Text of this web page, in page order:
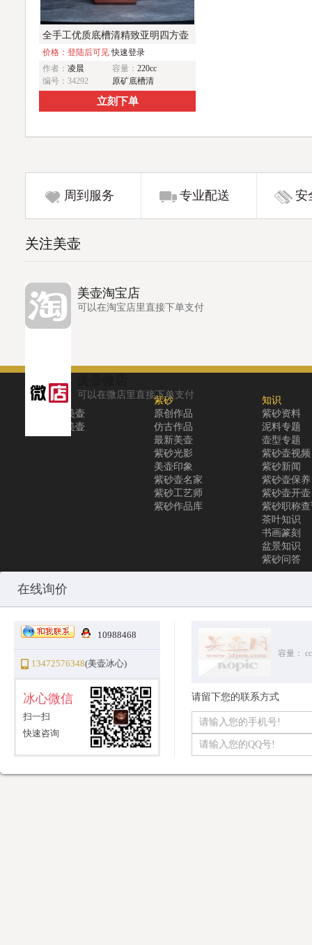
全手工优质底槽清精致亚明四方壶
装饰清供图 特文气
价格：登陆后可见快速登录
作者： 凌晨 容量： 220cc
编号：34292
原矿底槽清
立刻下单
周到服务 专业配送 安
关注美壶
美壶淘宝店
可以在淘宝店里直接下单支付
可以在微店里直接下单支付
关于
关于美壶
联系美壶
紫砂
原创作品
仿古作品
最新美壶
紫砂光影
美壶印象
紫砂壶名家
紫砂工艺师
紫砂作品库
知识
紫砂资料
泥料专题
壶型专题
紫砂壶视频
紫砂新闻
紫砂壶保养
紫砂壶开壶
紫砂职称
茶叶知识
书画篆刻
盆景知识
紫砂问答
Copyright © 2010-2025 All Rights Reserved
在线询价
10988468
13472576348(美壶冰心)
冰心微信
扫一扫
快速咨询
容量： cc
请留下您的联系方式